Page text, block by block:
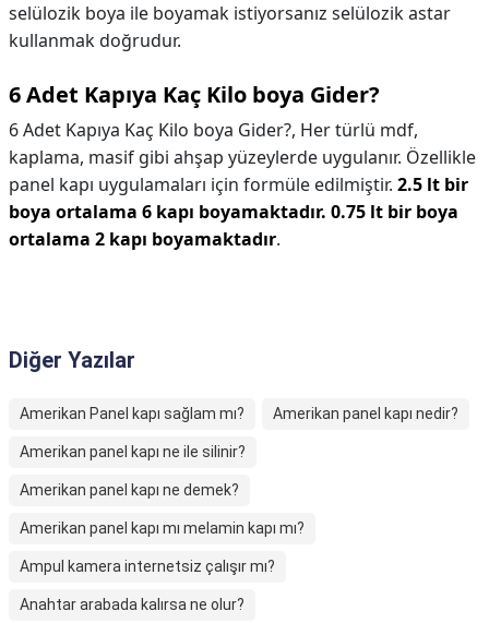
selülozik boya ile boyamak istiyorsanız selülozik astar
kullanmak doğrudur.
6 Adet Kapıya Kaç Kilo boya Gider?
6 Adet Kapıya Kaç Kilo boya Gider?, Her türlü mdf,
kaplama, masif gibi ahşap yüzeylerde uygulanır. Özellikle
panel kapı uygulamaları için formüle edilmiştir. 2.5 lt bir
boya ortalama 6 kapı boyamaktadır. 0.75 lt bir boya
ortalama 2 kapı boyamaktadır.
Diğer Yazılar
Amerikan Panel kapı sağlam mı? Amerikan panel kapı nedir?
Amerikan panel kapı ne ile silinir?
Amerikan panel kapı ne demek?
Amerikan panel kapı mı melamin kapı mı?
Ampul kamera internetsiz çalışır mı?
Anahtar arabada kalırsa ne olur?